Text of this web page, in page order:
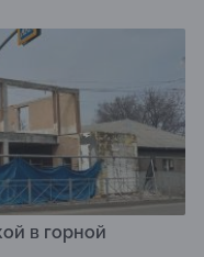
в горной